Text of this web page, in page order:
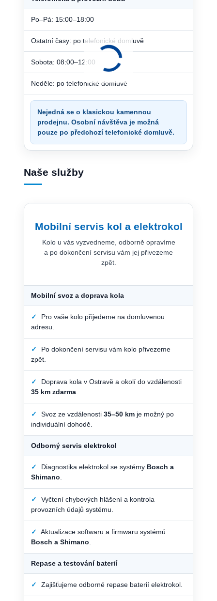
Po–Pá: 15:00–18:00
Ostatní časy: po telefonické domluvě
Sobota: 08:00–12:00
Neděle: po telefonické domluvě
Nejedná se o klasickou kamennou
prodejnu. Osobní návštěva je možná
pouze po předchozí telefonické domluvě.
Naše služby
Mobilní servis kol a elektrokol
Kolo u vás vyzvedneme, odborně opravíme
a po dokončení servisu vám jej přivezeme
zpět.
Mobilní svoz a doprava kola
✓
Pro vaše kolo přijedeme na domluvenou
adresu.
✓
Po dokončení servisu vám kolo přivezeme
zpět.
✓
Doprava kola v Ostravě a okolí do vzdálenosti
35 km zdarma
✓ Svoz ze vzdálenosti 35–50 km je možný po
individuální dohodě.
Odborný servis elektrokol
✓ Diagnostika elektrokol se systémy Bosch a
Shimano
✓
Vyčtení chybových hlášení a kontrola
provozních údajů systému.
✓
Aktualizace softwaru a firmwaru systémů
Bosch a Shimano
Repase a testování baterií
✓ Zajišťujeme odborné repase baterií elektrokol.